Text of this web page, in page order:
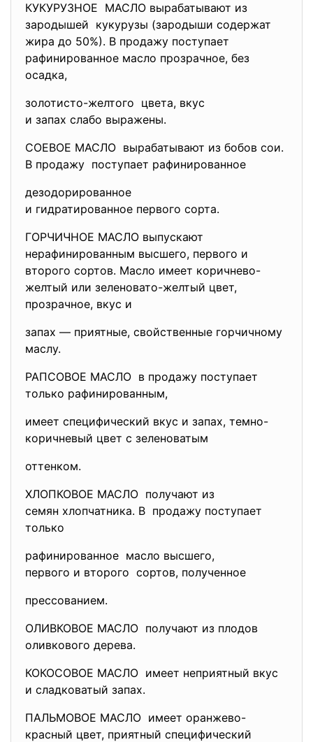
КУКУРУЗНОЕ МАСЛО вырабатывают из
зародышей кукурузы (зародыши содержат
жира до 50%). В продажу поступает
рафинированное масло прозрачное, без
осадка,
золотисто-желтого цвета, вкус
и запах слабо выражены.
СОЕВОЕ МАСЛО вырабатывают из бобов сои.
В продажу поступает рафинированное
дезодорированное
и гидратированное первого сорта.
ГОРЧИЧНОЕ МАСЛО выпускают
нерафинированным высшего, первого и
второго сортов. Масло имеет коричнево-
желтый или зеленовато-желтый цвет,
прозрачное, вкус и
запах — приятные, свойственные горчичному
маслу.
РАПСОВОЕ МАСЛО в продажу поступает
только рафинированным,
имеет специфический вкус и запах, темно-
коричневый цвет с зеленоватым
оттенком.
ХЛОПКОВОЕ МАСЛО получают из
семян хлопчатника. В продажу поступает
только
рафинированное масло высшего,
первого и второго сортов, полученное
прессованием.
ОЛИВКОВОЕ МАСЛО получают из плодов
оливкового дерева.
КОКОСОВОЕ МАСЛО имеет неприятный вкус
и сладковатый запах.
ПАЛЬМОВОЕ МАСЛО имеет оранжево-
красный цвет, приятный специфический